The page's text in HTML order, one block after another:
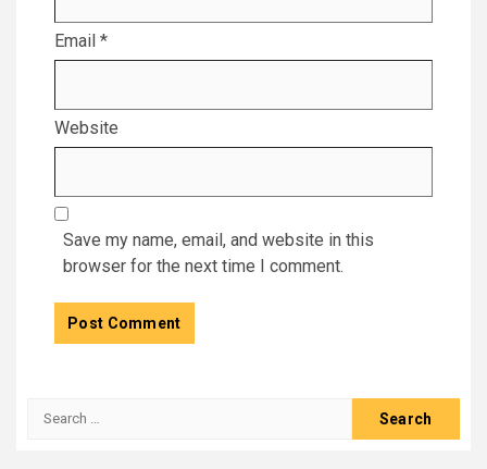
Email *
Website
Save my name, email, and website in this
browser for the next time I comment.